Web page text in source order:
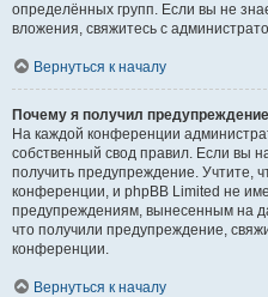
определённых групп. Если вы не
вложения, свяжитесь с
Вернуться к началу
Почему я получил
На каждой конференции
собственный свод правил. Если вы
получить предупреждение. Учтите,
конференции, и phpBB Limited не
предупреждениям, вынесенным на
что получили предупреждение,
конференции.
Вернуться к началу